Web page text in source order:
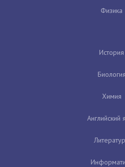
Физика
История
Биология
Химия
Английский